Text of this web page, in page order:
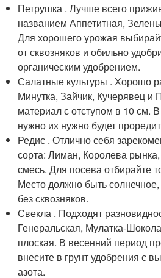
Петрушка . Лучше всего
названием Аппетитная,
Для хорошего урожая
от сквозняков и обильно
органическим удобрением.
Салатные культуры . Хорошо
Минутка, Зайчик, Кучерявец и
материал с отступом в 10 см.
нужно их нужно будет
Редис . Отлично себя
сорта: Лиман, Королева
смесь. Для посева отбирайте
Место должно быть
без сквозняков.
Свекла . Подходят
Генеральская, Мулатка-
плоская. В весенний период
внесите в грунт удобрения с
азота.